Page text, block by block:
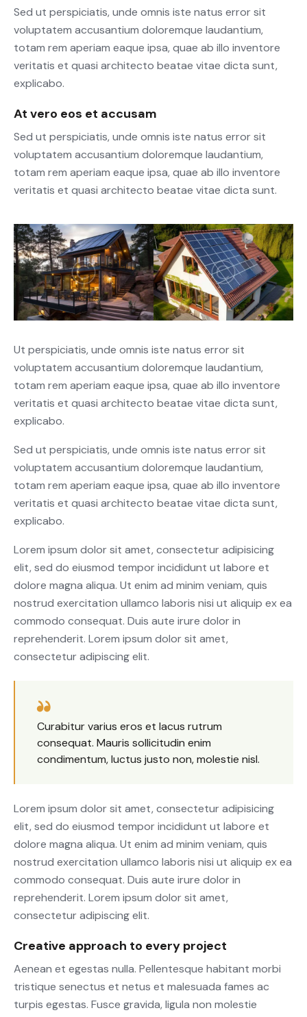
Sed ut perspiciatis, unde omnis iste natus error sit
voluptatem accusantium doloremque laudantium,
totam rem aperiam eaque ipsa, quae ab illo inventore
veritatis et quasi architecto beatae vitae dicta sunt,
explicabo.
At vero eos et accusam
Sed ut perspiciatis, unde omnis iste natus error sit
voluptatem accusantium doloremque laudantium,
totam rem aperiam eaque ipsa, quae ab illo inventore
veritatis et quasi architecto beatae vitae dicta sunt.
Ut perspiciatis, unde omnis iste natus error sit
voluptatem accusantium doloremque laudantium,
totam rem aperiam eaque ipsa, quae ab illo inventore
veritatis et quasi architecto beatae vitae dicta sunt,
explicabo.
Sed ut perspiciatis, unde omnis iste natus error sit
voluptatem accusantium doloremque laudantium,
totam rem aperiam eaque ipsa, quae ab illo inventore
veritatis et quasi architecto beatae vitae dicta sunt,
explicabo.
Lorem ipsum dolor sit amet, consectetur adipisicing
elit, sed do eiusmod tempor incididunt ut labore et
dolore magna aliqua. Ut enim ad minim veniam, quis
nostrud exercitation ullamco laboris nisi ut aliquip ex ea
commodo consequat. Duis aute irure dolor in
reprehenderit. Lorem ipsum dolor sit amet,
consectetur adipiscing elit.
Curabitur varius eros et lacus rutrum
consequat. Mauris sollicitudin enim
condimentum, luctus justo non, molestie nisl.
Lorem ipsum dolor sit amet, consectetur adipisicing
elit, sed do eiusmod tempor incididunt ut labore et
dolore magna aliqua. Ut enim ad minim veniam, quis
nostrud exercitation ullamco laboris nisi ut aliquip ex ea
commodo consequat. Duis aute irure dolor in
reprehenderit. Lorem ipsum dolor sit amet,
consectetur adipiscing elit.
Creative approach to every project
Aenean et egestas nulla. Pellentesque habitant morbi
tristique senectus et netus et malesuada fames ac
turpis egestas. Fusce gravida, ligula non molestie